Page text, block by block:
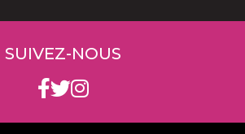
SUIVEZ-NOUS